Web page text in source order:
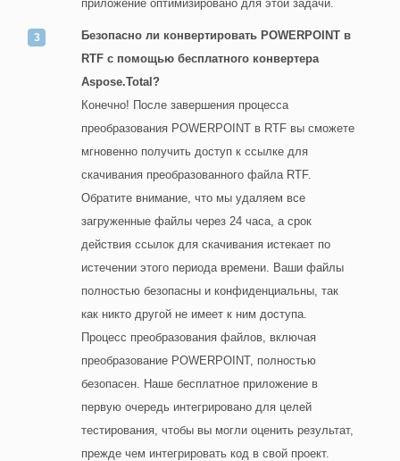
приложение оптимизировано для этой задачи.
Безопасно ли конвертировать POWERPOINT в
RTF с помощью бесплатного конвертера
Aspose.Total?
Конечно! После завершения процесса
преобразования POWERPOINT в RTF вы сможете
мгновенно получить доступ к ссылке для
скачивания преобразованного файла RTF.
Обратите внимание, что мы удаляем все
загруженные файлы через 24 часа, а срок
действия ссылок для скачивания истекает по
истечении этого периода времени. Ваши файлы
полностью безопасны и конфиденциальны, так
как никто другой не имеет к ним доступа.
Процесс преобразования файлов, включая
преобразование POWERPOINT, полностью
безопасен. Наше бесплатное приложение в
первую очередь интегрировано для целей
тестирования, чтобы вы могли оценить результат,
прежде чем интегрировать код в свой проект.